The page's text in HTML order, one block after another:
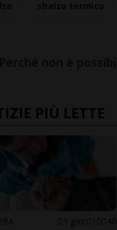
PIÙ LETTE
1 gior 10 40